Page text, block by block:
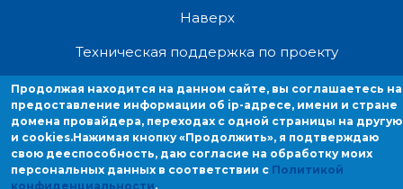
Наверх
Техническая поддержка по проекту
Продолжая находиться на данном сайте, вы соглашаетесь на
предоставление информации об ip-адресе, имени и стране домена
провайдера, переходах с одной страницы на другую и cookies.
Продолжая находится на данном сайте, вы соглашаетесь на
предоставление информации об ip-адресе, имени и стране
домена провайдера, переходах с одной страницы на другую
и cookies.Нажимая кнопку «Продолжить», я подтверждаю
свою дееспособность, даю согласие на обработку моих
персональных данных в соответствии с Политикой
конфиденциальности.